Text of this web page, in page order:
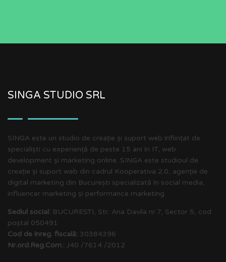
SINGA STUDIO SRL
SINGA este un studio de creație și suport web înființat de
specialiști cu experiență de peste 15 ani în IT, web
development și marketing online. SINGA este studioul de
creație și suport web din cadrul Kooperativa 2.0, agenție de
digital marketing din București specializată în social media,
influencer marketing și performance marketing.
Sediul social: BUCURESTI, Str. Ana Davila nr.7, Sector 5, cod
poștal 050491
Cod de înreg. fiscală: 30384396
Nr.ord.Reg.Com.: J40 /7614 /2012